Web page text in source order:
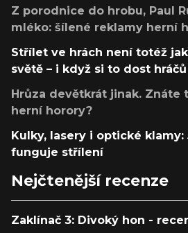
Z porodnice do hrobu, Paul
mléko: šílené reklamy herní
Střílet ve hrách není totéž
světě – i když si to dost
Hrůza devětkrát jinak. Znáte
herní horory?
Kulky, lasery i optické klamy:
funguje střílení
Nejčtenější recenze
Zaklínač 3: Divoký hon -